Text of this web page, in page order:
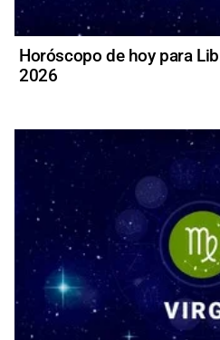
Horóscopo de hoy para
2026